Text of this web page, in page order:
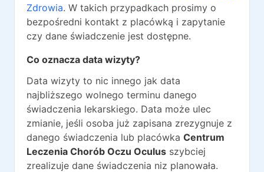
Zdrowia. W takich przypadkach prosimy o
bezpośredni kontakt z placówką i zapytanie
czy dane świadczenie jest dostępne.
Co oznacza data wizyty?
Data wizyty to nic innego jak data
najbliższego wolnego terminu danego
świadczenia lekarskiego. Data może ulec
zmianie, jeśli osoba już zapisana zrezygnuje z
danego świadczenia lub placówka Centrum
Leczenia Chorób Oczu Oculus szybciej
zrealizuje dane świadczenia niz planowała.